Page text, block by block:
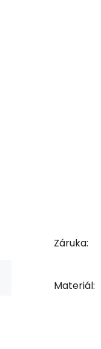
Záruka:
Materiál: